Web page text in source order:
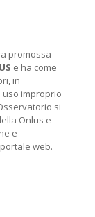
promossa
e ha come
in
uso improprio
si
Onlus e
e
web.